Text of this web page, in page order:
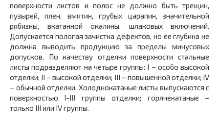
поверхности листов и полос не должно быть трещин,
пузырей, плен, вмятин, грубых царапин, значительной
рябизны, вкатанной окалины, шлаковых включений.
Допускается пологая зачистка дефектов, но ее глубина не
должна выводить продукцию за пределы минусовых
допусков. По качеству отделки поверхности стальные
листы подразделяют на четыре группы: I – особо высокой
отделки; II – высокой отделки; III – повышенной отделки; IV
– обычной отделки. Холоднокатаные листы выпускаются с
поверхностью I-III группы отделки; горячекатаные –
только III или IV группы.